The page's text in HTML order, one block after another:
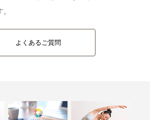
。
よくあるご質問